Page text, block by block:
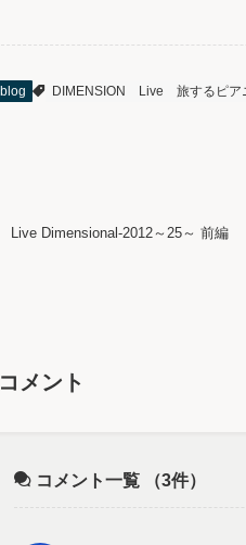
blog DIMENSION Live 旅するピア
Live Dimensional-2012～25～ 前編
コメント
コメント一覧 （3件）